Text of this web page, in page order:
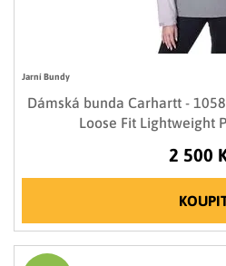
Jarní Bundy
Dámská bunda Carhartt -
Loose Fit Lightweight
2 500